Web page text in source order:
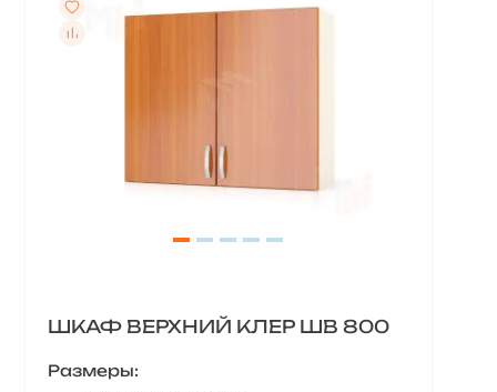
ШКАФ ВЕРХНИЙ КЛЕР ШВ 800
Размеры: